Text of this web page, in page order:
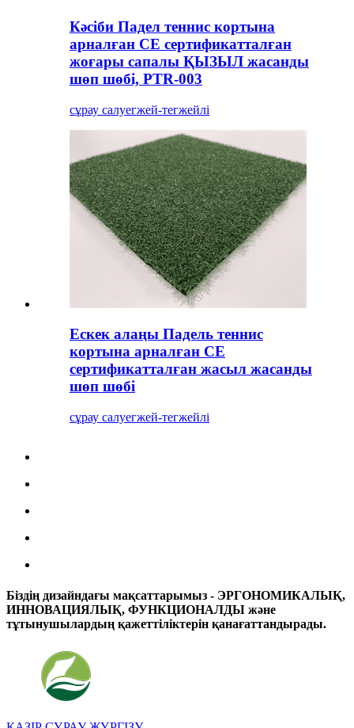
Кәсіби Падел теннис кортына
арналған CE сертификатталған
жоғары сапалы ҚЫЗЫЛ жасанды
шөп шөбі, PTR-003
сұрау салуегжей-тегжейлі
Ескек алаңы Падель теннис
кортына арналған CE
сертификатталған жасыл жасанды
шөп шөбі
сұрау салуегжей-тегжейлі
Біздің дизайндағы мақсаттарымыз - ЭРГОНОМИКАЛЫҚ,
ИННОВАЦИЯЛЫҚ, ФУНКЦИОНАЛДЫ және
тұтынушылардың қажеттіліктерін қанағаттандырады.